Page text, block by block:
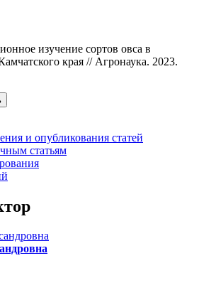
изучение сортов овса в
края // Агронаука. 2023.
и опубликования статей
статьям